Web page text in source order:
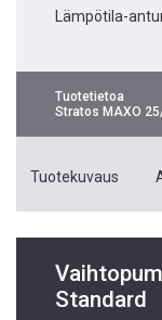
Lämpötila-
Tuotetietoa
Stratos MAXO
Tuotekuvaus
Standard